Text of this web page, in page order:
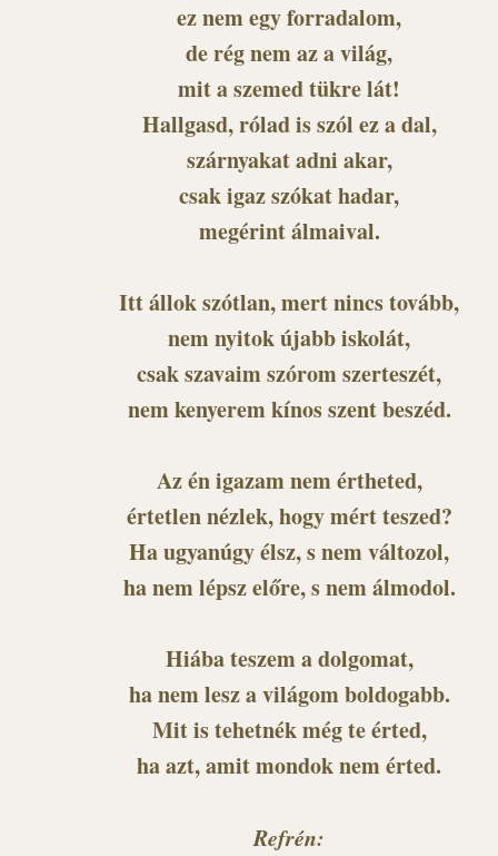
ez nem egy forradalom,
de rég nem az a világ,
mit a szemed tükre lát!
Hallgasd, rólad is szól ez a dal,
szárnyakat adni akar,
csak igaz szókat hadar,
megérint álmaival.
Itt állok szótlan, mert nincs tovább,
nem nyitok újabb iskolát,
csak szavaim szórom szerteszét,
nem kenyerem kínos szent beszéd.
Az én igazam nem értheted,
értetlen nézlek, hogy mért teszed?
Ha ugyanúgy élsz, s nem változol,
ha nem lépsz előre, s nem álmodol.
Hiába teszem a dolgomat,
ha nem lesz a világom boldogabb.
Mit is tehetnék még te érted,
ha azt, amit mondok nem érted.
Refrén: